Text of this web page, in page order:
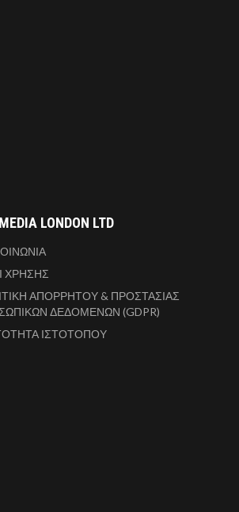
LONDON LTD
ΧΡΗΣΗΣ
ΑΠΟΡΡΗΤΟΥ & ΠΡΟΣΤΑΣΙΑΣ
ΔΕΔΟΜΕΝΩΝ (GDPR)
ΙΣΤΟΤΟΠΟΥ